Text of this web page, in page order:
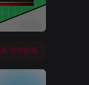
-立即抢额
-立即抢额